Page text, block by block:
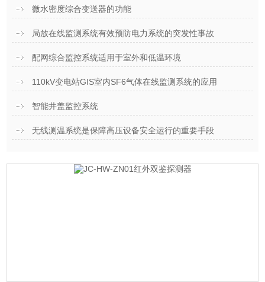
微水密度综合变送器的功能
局放在线监测系统有效预防电力系统的突发性事故
配网综合监控系统适用于室外和低温环境
110kV变电站GIS室内SF6气体在线监测系统的应用
智能井盖监控系统
无线测温系统是保障高压设备安全运行的重要手段